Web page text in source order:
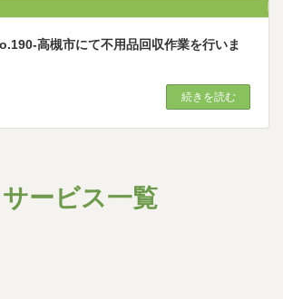
高槻市にて不用品回収作業を行いま
続きを読む
サービス一覧